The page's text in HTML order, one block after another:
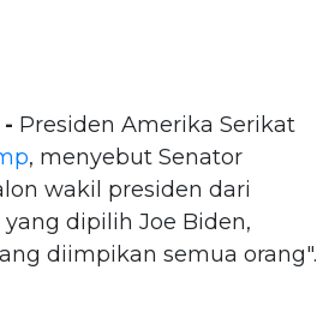
- Presiden Amerika Serikat
, menyebut Senator
wakil presiden dari
dipilih Joe Biden,
diimpikan semua orang".